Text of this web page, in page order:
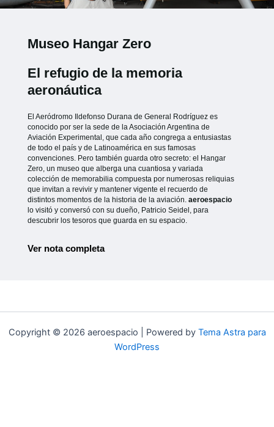
Museo Hangar Zero
El refugio de la memoria
aeronáutica
El Aeródromo Ildefonso Durana de General Rodríguez es
conocido por ser la sede de la Asociación Argentina de
Aviación Experimental, que cada año congrega a entusiastas
de todo el país y de Latinoamérica en sus famosas
convenciones. Pero también guarda otro secreto: el Hangar
Zero, un museo que alberga una cuantiosa y variada
colección de memorabilia compuesta por numerosas reliquias
que invitan a revivir y mantener vigente el recuerdo de
distintos momentos de la historia de la aviación. aeroespacio
lo visitó y conversó con su dueño, Patricio Seidel, para
descubrir los tesoros que guarda en su espacio.
Ver nota completa
Copyright © 2026 aeroespacio | Powered by Tema Astra para
WordPress